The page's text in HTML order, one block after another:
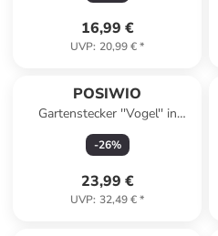
16,99 €
UVP: 20,99 €*
POSIWIO
Gartenstecker ''Vogel'' in
Rostrot - (B)25 x (H)125 x
(T)13 cm
-26%
23,99 €
UVP: 32,49 €*